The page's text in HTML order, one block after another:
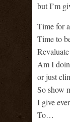
but I’m
Time for
Time to
Am I
or just
So show
I give
To…